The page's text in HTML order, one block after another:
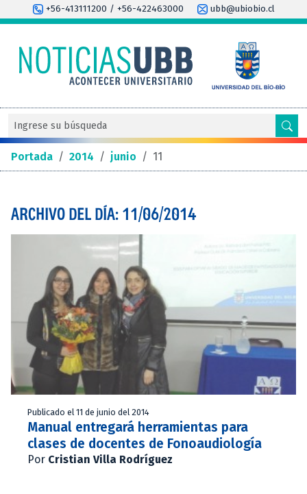
+56-413111200 / +56-422463000 ubb@ubiobio.cl
Portada / 2014 / junio / 11
ARCHIVO DEL DÍA: 11/06/2014
Publicado el 11 de junio del 2014
Manual entregará herramientas para
clases de docentes de Fonoaudiología
Por Cristian Villa Rodríguez